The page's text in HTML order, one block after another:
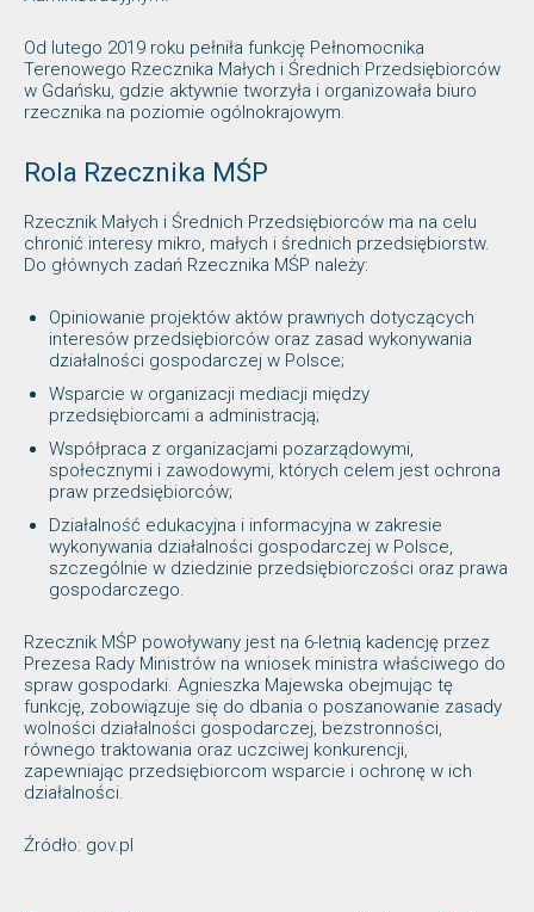
Od lutego 2019 roku pełniła funkcję Pełnomocnika
Terenowego Rzecznika Małych i Średnich Przedsiębiorców
w Gdańsku, gdzie aktywnie tworzyła i organizowała biuro
rzecznika na poziomie ogólnokrajowym.
Rola Rzecznika MŚP
Rzecznik Małych i Średnich Przedsiębiorców ma na celu
chronić interesy mikro, małych i średnich przedsiębiorstw.
Do głównych zadań Rzecznika MŚP należy:
Opiniowanie projektów aktów prawnych dotyczących
interesów przedsiębiorców oraz zasad wykonywania
działalności gospodarczej w Polsce;
Wsparcie w organizacji mediacji między
przedsiębiorcami a administracją;
Współpraca z organizacjami pozarządowymi,
społecznymi i zawodowymi, których celem jest ochrona
praw przedsiębiorców;
Działalność edukacyjna i informacyjna w zakresie
wykonywania działalności gospodarczej w Polsce,
szczególnie w dziedzinie przedsiębiorczości oraz prawa
gospodarczego.
Rzecznik MŚP powoływany jest na 6-letnią kadencję przez
Prezesa Rady Ministrów na wniosek ministra właściwego do
spraw gospodarki. Agnieszka Majewska obejmując tę
funkcję, zobowiązuje się do dbania o poszanowanie zasady
wolności działalności gospodarczej, bezstronności,
równego traktowania oraz uczciwej konkurencji,
zapewniając przedsiębiorcom wsparcie i ochronę w ich
działalności.
Źródło: gov.pl